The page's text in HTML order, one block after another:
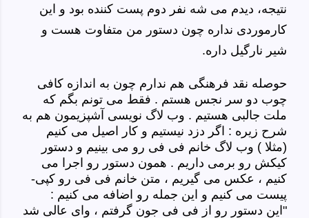
نتیجه، دیدم می شه نفر دوم پست کننده بود و این
کارموردی نداره چون دستور من متفاوت هست و
شیر نارگیل داره.
حوصله نقد فرهنگی هم ندارم چون به اندازه کافی
چوب دو سر نجس هستم . فقط می تونم بگم که
ملت جالبی هستیم . وب لاگ نویسی آشپزیمون هم به
شرح زیره : اگر دزد نیستیم و کار اصیل می کنیم
(مثلا ) وب لاگ خانم فی فی رو می بینیم و دستور
کیکش رو برمی داریم . همون دستور رو اجرا می
کنیم ، عکس می گیریم ، متن خانم فی فی رو کپی-
پیست می کنیم و این جمله رو اضافه می کنیم :
"این دستور رو از فی فی جون گرفتم ، وای عالی شد